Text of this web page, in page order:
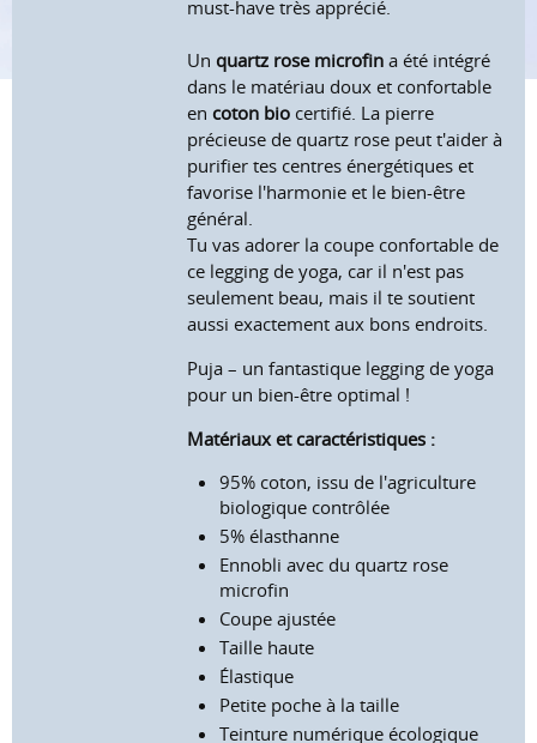
must-have très apprécié.
Unquartz rose microfina été intégré
dans le matériau doux et confortable
encoton bio certifié. La pierre
précieuse de quartz rose peut t'aider à
purifier tes centres énergétiques et
favorise l'harmonie et le bien-être
général.
Tu vas adorer la coupe confortable de
ce legging de yoga, car il n'est pas
seulement beau, mais il te soutient
aussi exactement aux bons endroits.
Puja – un fantastique legging de yoga
pour un bien-être optimal !
Matériaux et caractéristiques :
95% coton, issu de l'agriculture
biologique contrôlée
5% élasthanne
Ennobli avec du quartz rose
microfin
Coupe ajustée
Taille haute
Élastique
Petite poche à la taille
Teinture numérique écologique